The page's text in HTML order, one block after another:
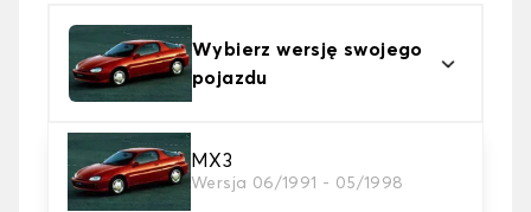
Wybierz wersję swojego
pojazdu
MX3
Wersja 06/1991 - 05/1998
2. Materiał
wybierz materiał dywanika samochodowego